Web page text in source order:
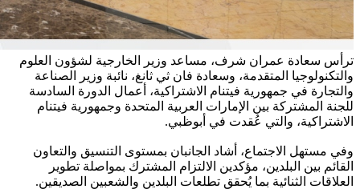
ترأس سعادة عمران شرف، مساعد وزير الخارجية لشؤون العلوم
والتكنولوجيا المتقدمة، وسعادة فان ثي ثانغ، نائبة وزير الصناعة
والتجارة في جمهورية فيتنام الاشتراكية، أعمال الدورة السادسة
للجنة المشتركة بين الإمارات العربية المتحدة وجمهورية فيتنام
الاشتراكية، والتي عُقدت في أبوظبي.
وفي مستهل الاجتماع، أشاد الجانبان بمستوى التنسيق والتعاون
القائم بين البلدين، مؤكدين الالتزام المشترك بمواصلة تطوير
العلاقات الثنائية بما يُحقق تطلعات البلدين والشعبين الصديقين.